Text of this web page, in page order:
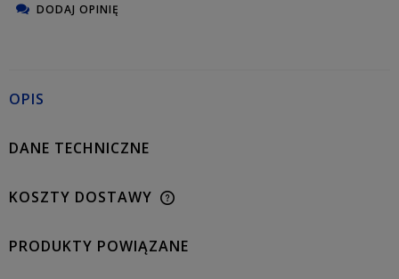
DODAJ OPINIĘ
OPIS
DANE TECHNICZNE
KOSZTY DOSTAWY
PRODUKTY POWIĄZANE